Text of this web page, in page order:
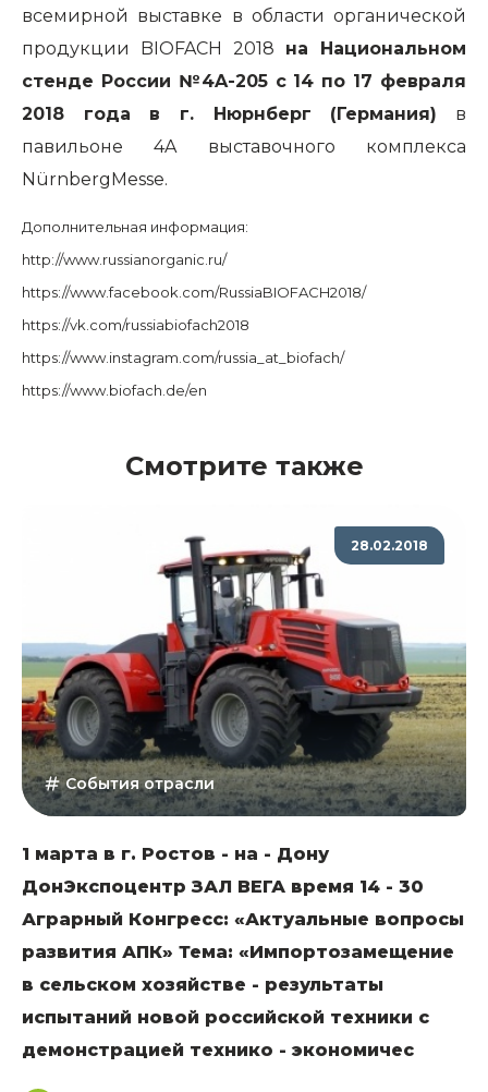
всемирной выставке в области органической
продукции BIOFACH 2018 на Национальном
стенде России №4A-205 с 14 по 17 февраля
2018 года в г. Нюрнберг (Германия) в
павильоне 4A выставочного комплекса
NürnbergMesse.
Дополнительная информация:
http://www.russianorganic.ru/
https://www.facebook.com/RussiaBIOFACH2018/
https://vk.com/russiabiofach2018
https://www.instagram.com/russia_at_biofach/
https://www.biofach.de/en
Смотрите также
28.02.2018
События отрасли
1 марта в г. Ростов - на - Дону
ДонЭкспоцентр ЗАЛ ВЕГА время 14 - 30
Аграрный Конгресс: «Актуальные вопросы
развития АПК» Тема: «Импортозамещение
в сельском хозяйстве - результаты
испытаний новой российской техники с
демонстрацией технико - экономичес